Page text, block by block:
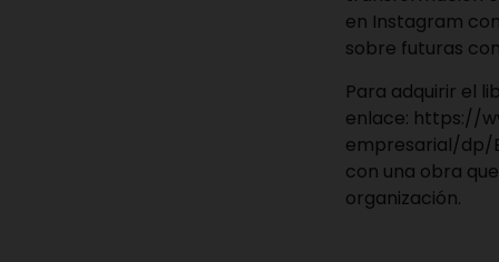
en Instagram
sobre futuras
Para adquirir el
enlace: https://
empresarial/dp/
con una obra
organización.